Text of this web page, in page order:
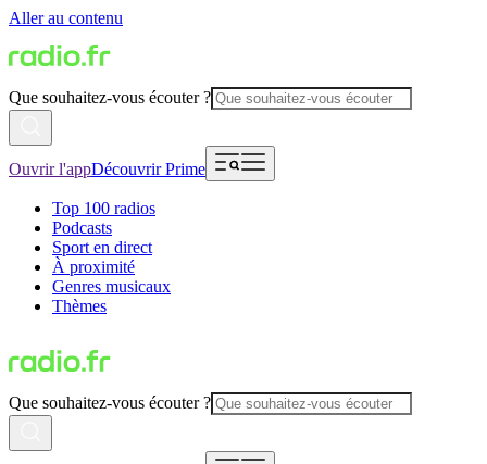
Aller au contenu
Que souhaitez-vous écouter ?
Ouvrir l'appDécouvrir Prime
Top 100 radios
Podcasts
Sport en direct
À proximité
Genres musicaux
Thèmes
Que souhaitez-vous écouter ?